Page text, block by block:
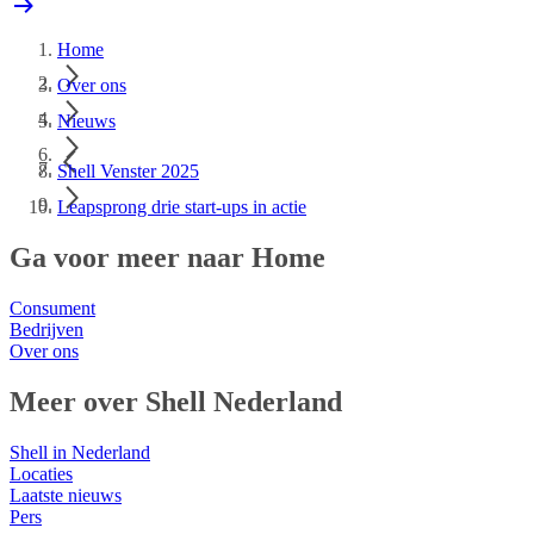
Home
Over ons
Nieuws
Shell Venster 2025
Leapsprong drie start-ups in actie
Ga voor meer naar Home
Consument
Bedrijven
Over ons
Meer over Shell Nederland
Shell in Nederland
Locaties
Laatste nieuws
Pers